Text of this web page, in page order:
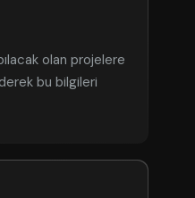
olan projelere
bu bilgileri